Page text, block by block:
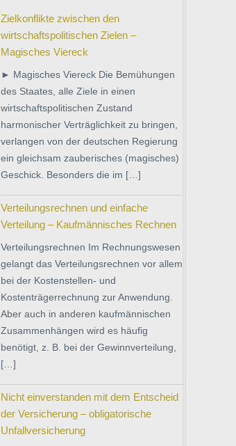
Zielkonflikte zwischen den
wirtschaftspolitischen Zielen –
Magisches Viereck
► Magisches Viereck Die Bemühungen
des Staates, alle Ziele in einen
wirtschaftspolitischen Zustand
harmonischer Verträglichkeit zu bringen,
verlangen von der deutschen Regierung
ein gleichsam zauberisches (magisches)
Geschick. Besonders die im […]
Verteilungsrechnen und einfache
Verteilung – Kaufmännisches Rechnen
Verteilungsrechnen Im Rechnungswesen
gelangt das Verteilungsrechnen vor allem
bei der Kostenstellen- und
Kostenträgerrechnung zur Anwendung.
Aber auch in anderen kaufmännischen
Zusammenhängen wird es häufig
benötigt, z. B. bei der Gewinnverteilung,
[…]
Nicht einverstanden mit dem Entscheid
der Versicherung – obligatorische
Unfallversicherung